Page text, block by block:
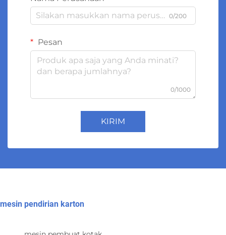
0/200
Pesan
0/1000
KIRIM
mesin pendirian karton